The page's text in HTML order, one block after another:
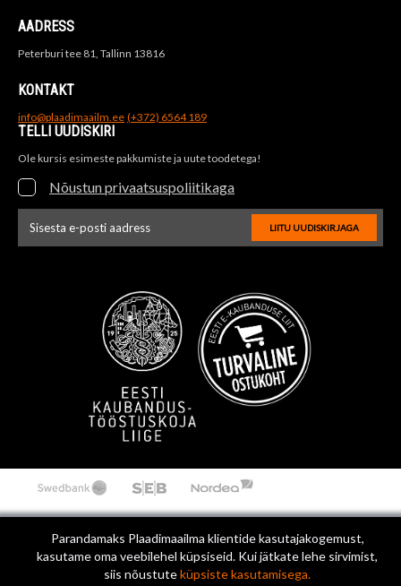
Parandamaks Plaadimaailma klientide kasutajakogemust,
kasutame oma veebilehel küpsiseid. Kui jätkate lehe sirvimist,
siis nõustuteküpsiste kasutamisega.
AADRESS
Peterburi tee 81, Tallinn 13816
KONTAKT
info@plaadimaailm.ee (+372) 6564 189
TELLI UUDISKIRI
Ole kursis esimeste pakkumiste ja uute toodetega!
Nõustun privaatsuspoliitikaga
LIITU UUDISKIRJAGA